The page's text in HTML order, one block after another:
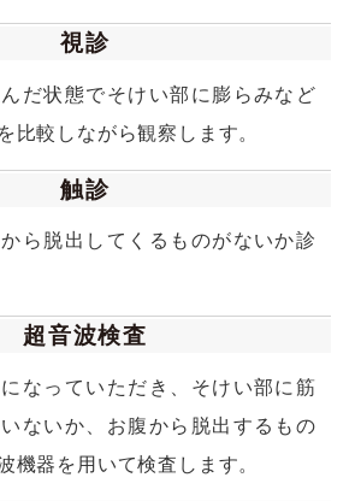
視診
だ状態でそけい部に膨らみなど
比較しながら観察します。
触診
ら脱出してくるものがないか診
超音波検査
なっていただき、そけい部に筋
ないか、お腹から脱出するもの
機器を用いて検査します。